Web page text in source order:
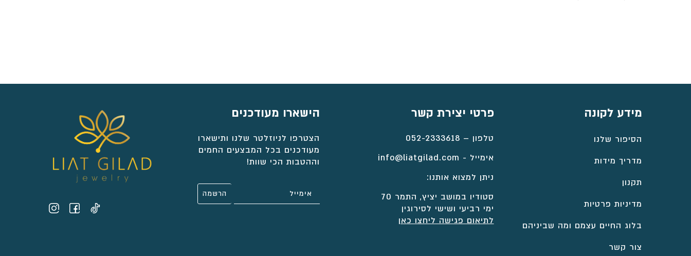
מידע לקונה
הסיפור שלנו
מדריך מידות
תקנון
מדיניות פרטיות
בלוג החיים עצמם ומה שביניהם
צור קשר
פרטי יצירת קשר
טלפון – 052-2333618
אימייל - info@liatgilad.com
ניתן למצוא אותנו:
סטודיו במושב יציץ, התמר 70
ימי רביעי ושישי לסירוגין
לתיאום פגישה ליחצו כאן
הישארו מעודכנים
הצטרפו לניוזלטר שלנו ותישארו
מעודכנים בכל המבצעים החמים
וההטבות הכי שוות!